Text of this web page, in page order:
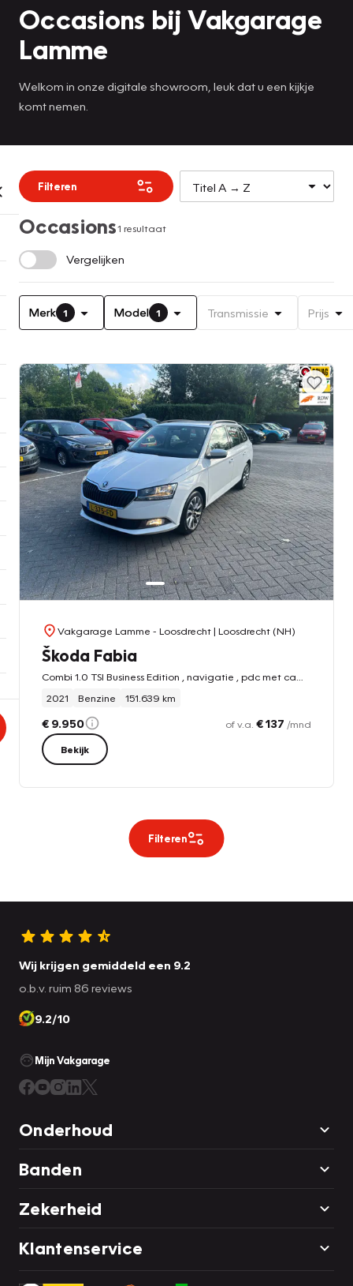
Occasions bij Vakgarage
Lamme
Welkom in onze digitale showroom, leuk dat u een kijkje
komt nemen.
Filteren
Occasions1 resultaat
Vergelijken
Merk 1 Model 1 Transmissie Prijs
Vakgarage Lamme - Loosdrecht| Loosdrecht (NH)
Škoda Fabia
2021
Benzine 151.639 km
€ 9.950 of v.a. € 137 /mnd
Bekijk
Filteren
Wij krijgen gemiddeld een 9.2
o.b.v. ruim 86 reviews
9.2/10
Mijn Vakgarage
Onderhoud
Banden
Zekerheid
Klantenservice